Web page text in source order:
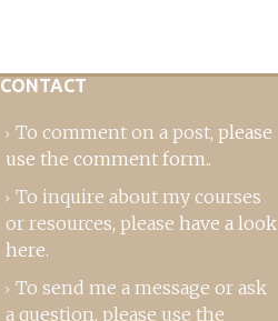
CONTACT
To comment on a post, please
use the comment form..
To inquire about my courses
or resources, please have a look
here.
To send me a message or ask
a question, please use the